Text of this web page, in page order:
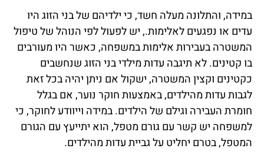
במידה, והתלונה מעלה חשד, כי ילדיהם של בני הזוג היו
עדים או נפגעים לאלימות., יש לפעול לפי הנוהל של טיפול
המשטרה בעבירות אלימות במשפחה, כאשר היו מעורבים
בו קטינים. לא תיגבה עדות מילדי בני הזוג שנחשבים
כקטינים וקצין המשטרה, ישקול אם ניתן יהיה בכל זאת
לגבות עדות מהילדים, באמצעות חוקר נוער, אם בגלל
חומרת העבירה וגילם של הילדים. במידה וייוודע לחוקר, כי
למשפחה יש קשר עם גורם מטפל, הוא יתייעץ עם הגורם
המטפל, בטרם יחליט על גביית עדות מהילדים.